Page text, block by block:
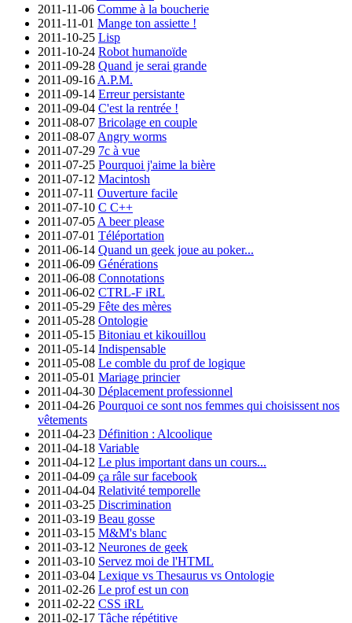
2011-11-06 Comme à la boucherie
2011-11-01 Mange ton assiette !
2011-10-25 Lisp
2011-10-24 Robot humanoïde
2011-09-28 Quand je serai grande
2011-09-16 A.P.M.
2011-09-14 Erreur persistante
2011-09-04 C'est la rentrée !
2011-08-07 Bricolage en couple
2011-08-07 Angry worms
2011-07-29 7c à vue
2011-07-25 Pourquoi j'aime la bière
2011-07-12 Macintosh
2011-07-11 Ouverture facile
2011-07-10 C C++
2011-07-05 A beer please
2011-07-01 Téléportation
2011-06-14 Quand un geek joue au poker...
2011-06-09 Générations
2011-06-08 Connotations
2011-06-02 CTRL-F iRL
2011-05-29 Fête des mères
2011-05-28 Ontologie
2011-05-15 Bitoniau et kikouillou
2011-05-14 Indispensable
2011-05-08 Le comble du prof de logique
2011-05-01 Mariage princier
2011-04-30 Déplacement professionnel
2011-04-26 Pourquoi ce sont nos femmes qui choisissent nos
vêtements
2011-04-23 Définition : Alcoolique
2011-04-18 Variable
2011-04-12 Le plus important dans un cours...
2011-04-09 ça râle sur facebook
2011-04-04 Relativité temporelle
2011-03-25 Discrimination
2011-03-19 Beau gosse
2011-03-15 M&M's blanc
2011-03-12 Neurones de geek
2011-03-10 Servez moi de l'HTML
2011-03-04 Lexique vs Thesaurus vs Ontologie
2011-02-26 Le prof est un con
2011-02-22 CSS iRL
2011-02-17 Tâche répétitive